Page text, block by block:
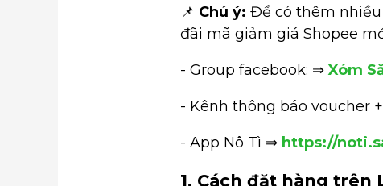
📌 Chú ý: Để có thêm
đãi mã giảm giá Shopee
- Group facebook: ⇒Xóm
- Kênh thông báo voucher
- App Nô Tì ⇒ https://
1. Cách đặt hàng trên